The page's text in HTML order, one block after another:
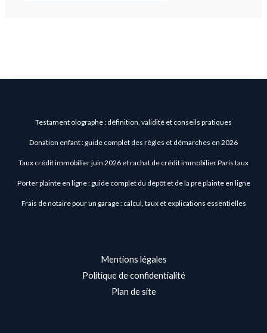
Testament olographe : définition, validité et conseils pratiques
Donation enfant : guide complet des règles et démarches en 2026
Taux crédit immobilier juin 2026 et rachat de crédit immobilier Paris taux
Porter plainte en ligne : guide complet du dépôt et de la pré plainte en ligne
Frais de notaire pour un garage : calcul, taux et explications essentielles
Mentions légales
Politique de confidentialité
Plan de site